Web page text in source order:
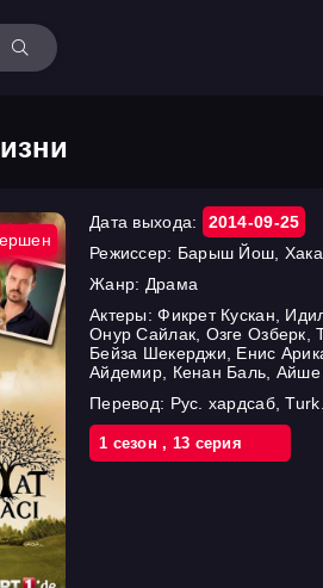
Дата выхода:
2014-09-25
Режиссер: Барыш Йош,
Жанр: Драма
Актеры:Фикрет Кускан,
Онур Сайлак, Озге Озберк,
Бейза Шекерджи, Енис
Айдемир, Кенан Баль, Айше
Перевод: Рус. хардсаб,
1 cезон, 13 cерия